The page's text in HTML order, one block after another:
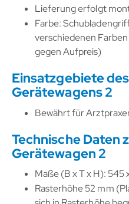
Lieferung erfolgt
Farbe:
verschiedenen
gegen Aufpreis)
Einsatzgebiete
Gerätewagens 2
Bewährt für
Technische Daten
Gerätewagen 2
Maße (B x T x H): 545
Rasterhöhe 52 mm